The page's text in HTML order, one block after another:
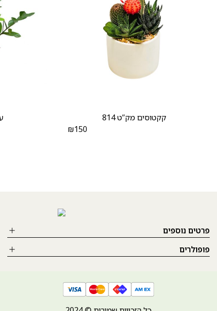
קקטוסים מק”ט 814
₪150
פרטים נוספים
פופולרים